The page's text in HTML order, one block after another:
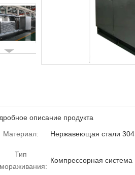
описание продукта
Материал:
Нержавеющая стали 304
Тип
Компрессорная система